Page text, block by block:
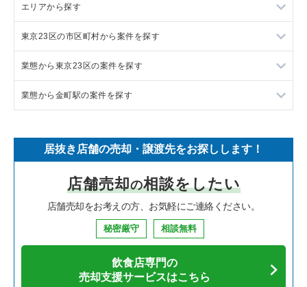
ラーメンの居抜き売却物件の案件一覧
フランス料理の居抜き売却物件の案件一覧
イタリア料理の居抜き売却物件の案件一覧
中華の居抜き売却物件の案件一覧
寿司の居抜き売却物件の案件一覧
焼肉の居抜き売却物件の案件一覧
鉄板焼き・お好み焼の居抜き売却物件の案件一覧
カフェの居抜き売却物件の案件一覧
エリアから探す
東京23区の飲食店の居抜き売却物件の案件一覧
東京都下の飲食店の居抜き売却物件の案件一覧
千葉県の飲食店の居抜き売却物件の案件一覧
神奈川県の飲食店の居抜き売却物件の案件一覧
大阪府の飲食店の居抜き売却物件の案件一覧
兵庫県の飲食店の居抜き売却物件の案件一覧
愛知県の飲食店の居抜き売却物件の案件一覧
東京23区の市区町村から案件を探す
目黒区の飲食店の居抜き売却物件の案件一覧
渋谷区の飲食店の居抜き売却物件の案件一覧
新宿区の飲食店の居抜き売却物件の案件一覧
葛飾区の飲食店の居抜き売却物件の案件一覧
中央区の飲食店の居抜き売却物件の案件一覧
千代田区の飲食店の居抜き売却物件の案件一覧
業態から東京23区の案件を探す
東京23区のラーメンの居抜き売却物件の案件一覧
東京23区のイタリア料理の居抜き売却物件の案件一覧
東京23区の中華の居抜き売却物件の案件一覧
東京23区のそば・うどんの居抜き売却物件の案件一覧
東京23区の焼肉の居抜き売却物件の案件一覧
業態から金町駅の案件を探す
金町駅のイタリア料理の居抜き売却物件の案件一覧
金町駅の鉄板焼き・お好み焼の居抜き売却物件の案件一覧
金町駅のお弁当・惣菜・デリの居抜き売却物件の案件一覧
金町駅の居酒屋・ダイニングバーの居抜き売却物件の案件一覧
居抜き店舗の売却・譲渡先をお探しします！
店舗売却の相談をしたい
店舗売却をお考えの方、お気軽にご連絡ください。
秘密厳守 相談無料
飲食店専門の
売却支援サービスはこちら